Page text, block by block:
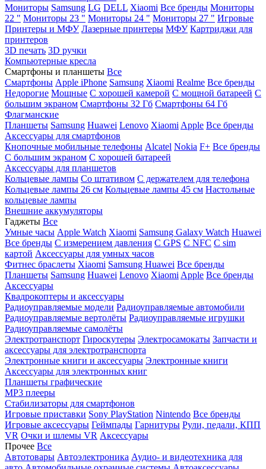
Мониторы Samsung LG DELL Xiaomi Все бренды Мониторы
22 " Мониторы 23 " Мониторы 24 " Мониторы 27 " Игровые
Принтеры и МФУ Лазерные принтеры МФУ Картриджи для
принтеров
3D печать 3D ручки
Компьютерные кресла
Смартфоны и планшеты Все
Смартфоны Apple iPhone Samsung Xiaomi Realme Все бренды
Недорогие Мощные С хорошей камерой С мощной батареей С
большим экраном Смартфоны 32 Гб Смартфоны 64 Гб
Флагманские
Планшеты Samsung Huawei Lenovo Xiaomi Apple Все бренды
Аксессуары для смартфонов
Кнопочные мобильные телефоны Alcatel Nokia F+ Все бренды
С большим экраном С хорошей батареей
Аксессуары для планшетов
Кольцевые лампы Со штативом C держателем для телефона
Кольцевые лампы 26 см Кольцевые лампы 45 см Настольные
кольцевые лампы
Внешние аккумуляторы
Гаджеты Все
Умные часы Apple Watch Xiaomi Samsung Galaxy Watch Huawei
Все бренды C измерением давления C GPS C NFC C sim
картой Аксессуары для умных часов
Фитнес браслеты Xiaomi Samsung Huawei Все бренды
Планшеты Samsung Huawei Lenovo Xiaomi Apple Все бренды
Аксессуары
Квадрокоптеры и аксессуары
Радиоуправляемые модели Радиоуправляемые автомобили
Радиоуправляемые вертолёты Радиоуправляемые игрушки
Радиоуправляемые самолёты
Электротранспорт Гироскутеры Электросамокаты Запчасти и
аксессуары для электротранспорта
Электронные книги и аксессуары Электронные книги
Аксессуары для электронных книг
Планшеты графические
MP3 плееры
Стабилизаторы для смартфонов
Игровые приставки Sony PlayStation Nintendo Все бренды
Игровые аксессуары Геймпады Гарнитуры Рули, педали, КПП
VR Очки и шлемы VR Аксессуары
Прочее Все
Автотовары Автоэлектроника Аудио- и видеотехника для